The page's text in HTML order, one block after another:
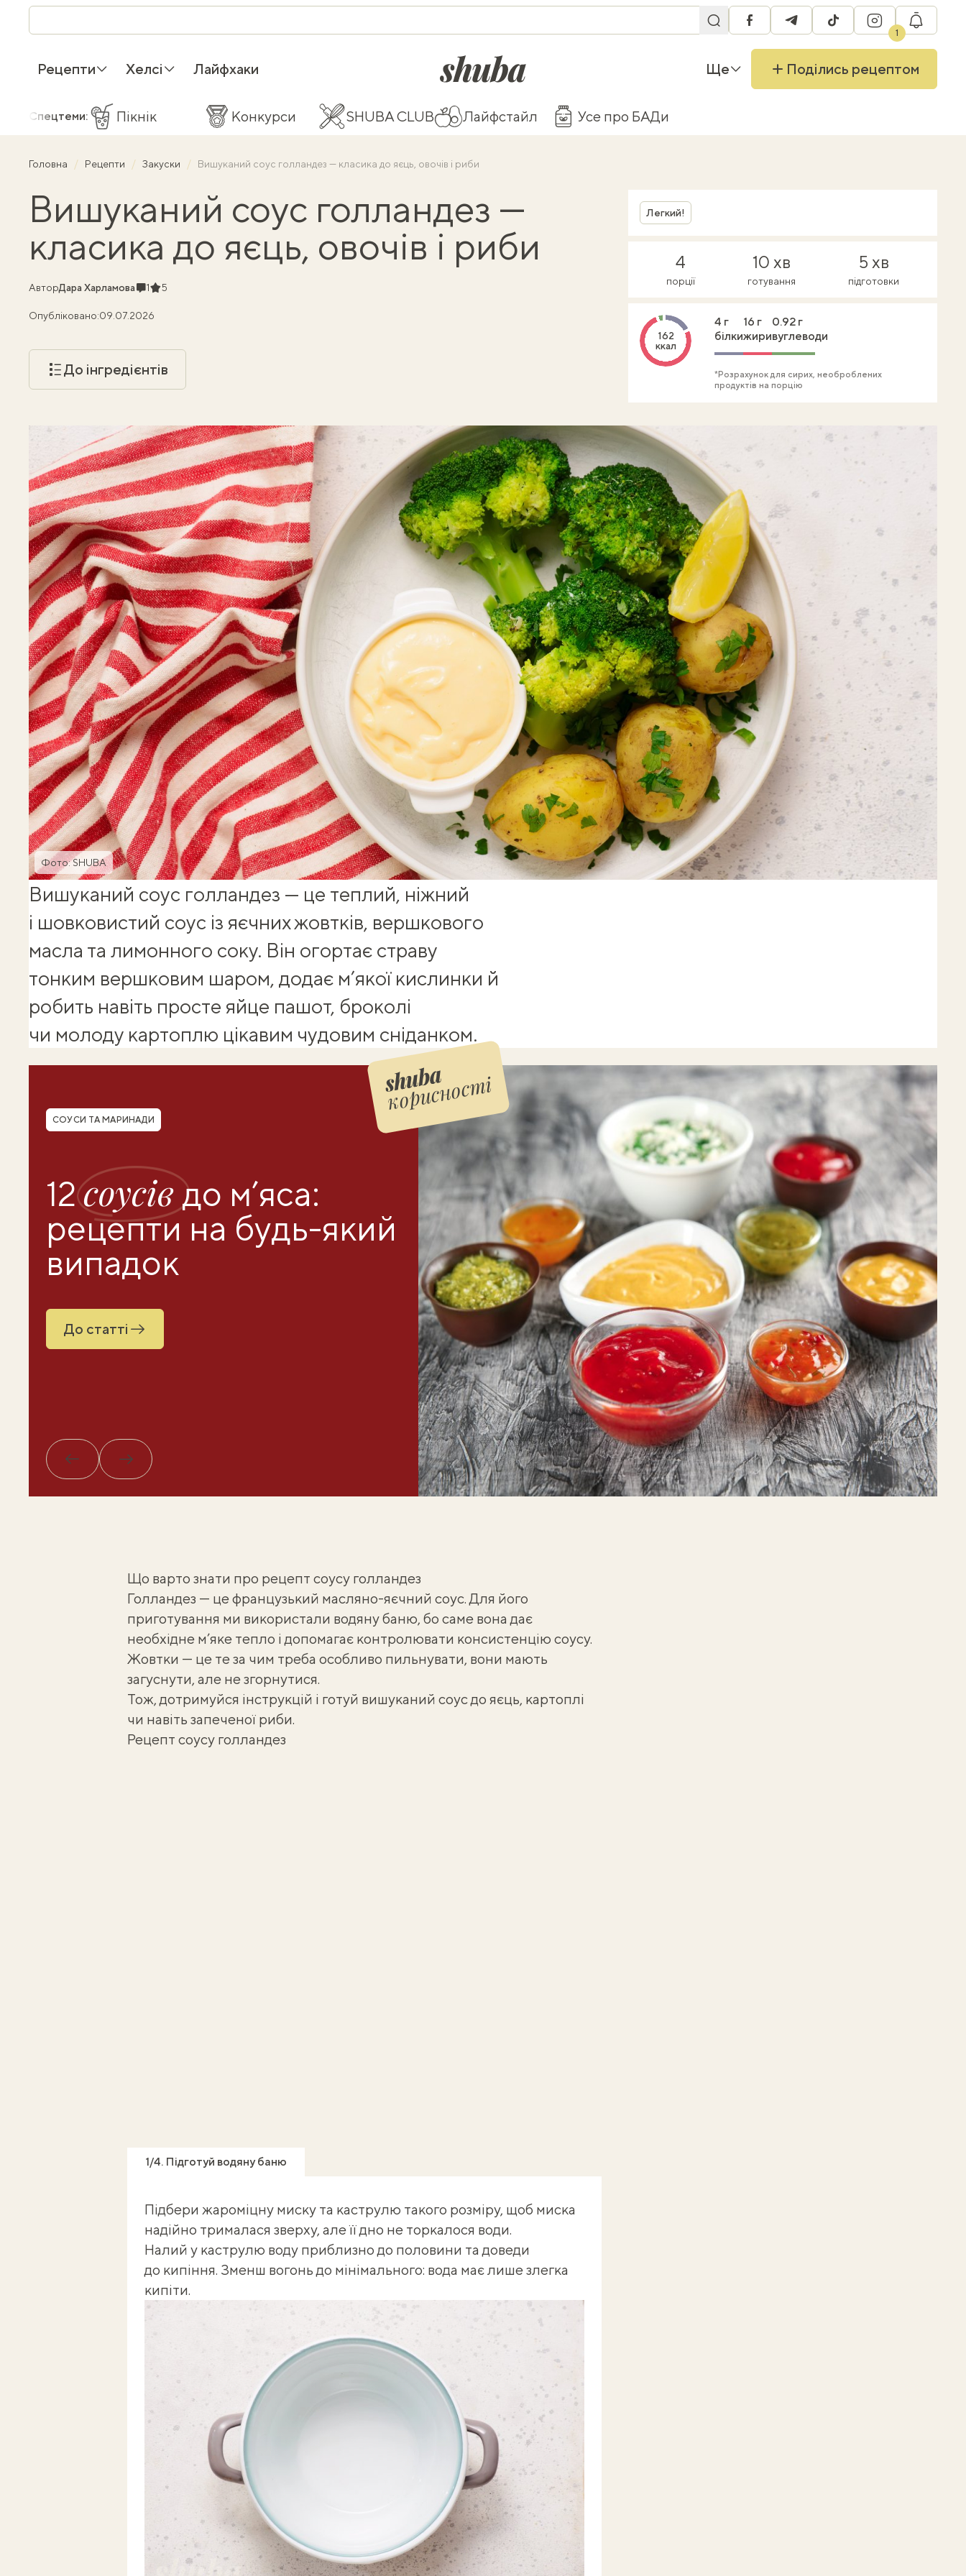
facebooktelegramtiktok instagram
1
Рецепти Хелсі Лайфхаки shuba.life Ще Поділись рецептом
Спецтеми: Пікнік Конкурси SHUBA CLUB Лайфстайл Усе про БАДи
Головна Рецепти Закуски Вишуканий соус голландез — класика до яєць, овочів і риби
Вишуканий соус голландез —
класика до яєць, овочів і риби
АвторДара ХарламоваКоментарі
1Рейтинг
5
Опубліковано:09.07.2026
До інгредієнтів
Фото: SHUBA
Легкий!
4
порції
10 хв
готування
5 хв
підготовки
162
ккал
4 г
білки
16 г
жири
0.92 г
вуглеводи
*Розрахунок для сирих, необроблених
продуктів на порцію
Вишуканий соус голландез — це теплий, ніжний
і шовковистий соус із яєчних жовтків, вершкового
масла та лимонного соку. Він огортає страву
тонким вершковим шаром, додає м’якої кислинки й
робить навіть просте яйце пашот, броколі
чи молоду картоплю цікавим чудовим сніданком.
корисності
Рубрика
СОУСИ ТА МАРИНАДИ
12соусівдо м’яса:
рецепти на будь-який
випадок
До статті
Назад Вперед
Що варто знати про рецепт соусу голландез
Голландез — це французький масляно-яєчний соус. Для його
приготування ми використали водяну баню, бо саме вона дає
необхідне м’яке тепло і допомагає контролювати консистенцію соусу.
Жовтки — це те за чим треба особливо пильнувати, вони мають
загуснути, але не згорнутися.
Тож, дотримуйся інструкцій і готуй вишуканий соус до яєць, картоплі
чи навіть запеченої риби.
Рецепт соусу голландез
1/4. Підготуй водяну баню
Підбери жароміцну миску та каструлю такого розміру, щоб миска
надійно трималася зверху, але її дно не торкалося води.
Налий у каструлю воду приблизно до половини та доведи
до кипіння. Зменш вогонь до мінімального: вода має лише злегка
кипіти.